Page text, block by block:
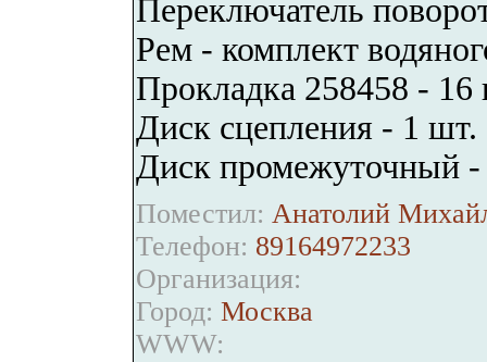
Переключатель
Рем - комплект
Прокладка 258458 - 16
Диск сцепления - 1 шт.
Диск промежуточный
Поместил: Анатолий
Телефон: 89164972233
Организация:
Город: Москва
WWW: